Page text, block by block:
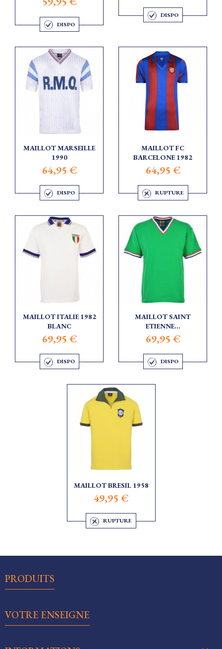
DISPO
DISPO
MAILLOT MARSEILLE
1990
64,95 €
DISPO
MAILLOT FC
BARCELONE 1982
64,95 €
RUPTURE
MAILLOT ITALIE 1982
BLANC
69,95 €
DISPO
MAILLOT SAINT
ETIENNE...
69,95 €
DISPO
MAILLOT BRESIL 1958
49,95 €
RUPTURE
PRODUITS
VOTRE ENSEIGNE